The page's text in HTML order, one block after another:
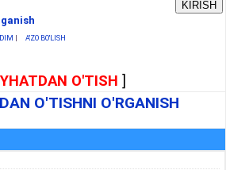
| A'ZO BO'LISH
O'TISH ]
O'TISHNI O'RGANISH